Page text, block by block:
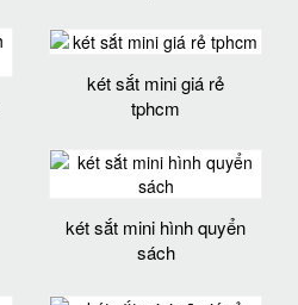
két sắt mini giá rẻ
tphcm
két sắt mini hình quyển
sách